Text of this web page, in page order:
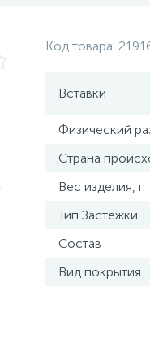
Код товара:
Вставки
Физический
Страна
Вес изделия, г.
Тип Застежки
Состав
Вид покрытия